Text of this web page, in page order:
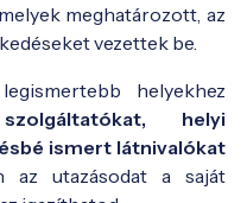
meghatározott, az
vezettek be.
helyekhez
helyi
ismert látnivalókat
az utazásodat a saját